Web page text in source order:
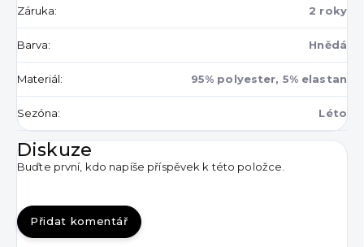
Záruka: 2 roky
Barva: Hnědá
Materiál: 95% polyester, 5% elastan
Sezóna: Léto
Diskuze
Buďte první, kdo napíše příspěvek k této položce.
Přidat komentář